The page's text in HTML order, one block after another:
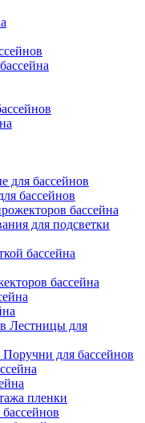
для бассейнов
бассейнов
бассейна
для подсветки
бассейна
бассейна
Лестницы для
Поручни для бассейнов
пленки